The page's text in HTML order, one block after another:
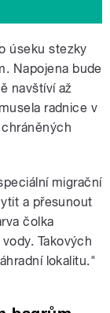
úseku stezky
Napojena bude
navštíví až
radnice v
migrační
a přesunout
čolka
Takových
lokalitu."